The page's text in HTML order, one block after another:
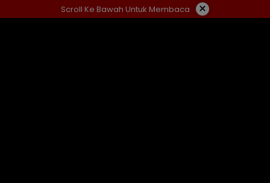
ke
Scroll Ke Bawah Untuk Membaca ×